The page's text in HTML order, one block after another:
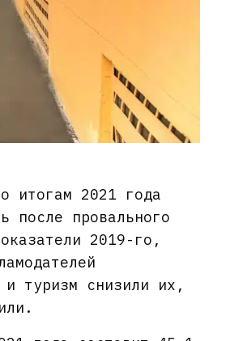
итогам 2021 года
после провального
2019-го,
и туризм снизили их,